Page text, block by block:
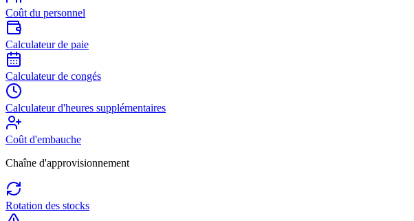
Coût du personnel
Calculateur de paie
Calculateur de congés
Calculateur d'heures supplémentaires
Coût d'embauche
Chaîne d'approvisionnement
Rotation des stocks